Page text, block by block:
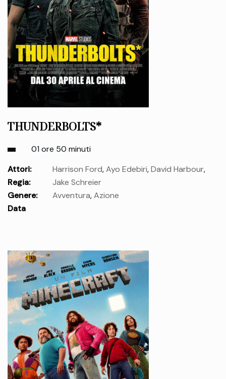
THUNDERBOLTS*
01 ore 50 minuti
Attori:
Harrison Ford,Ayo Edebiri,David Harbour,
Steven Yeun,Hannah John-Kamen
Kurylenko
Wyatt Russell,Julia Louis-Dreyfus
Weisz
Regia:
Jake Schreier
Genere:
Avventura,Azione
Data